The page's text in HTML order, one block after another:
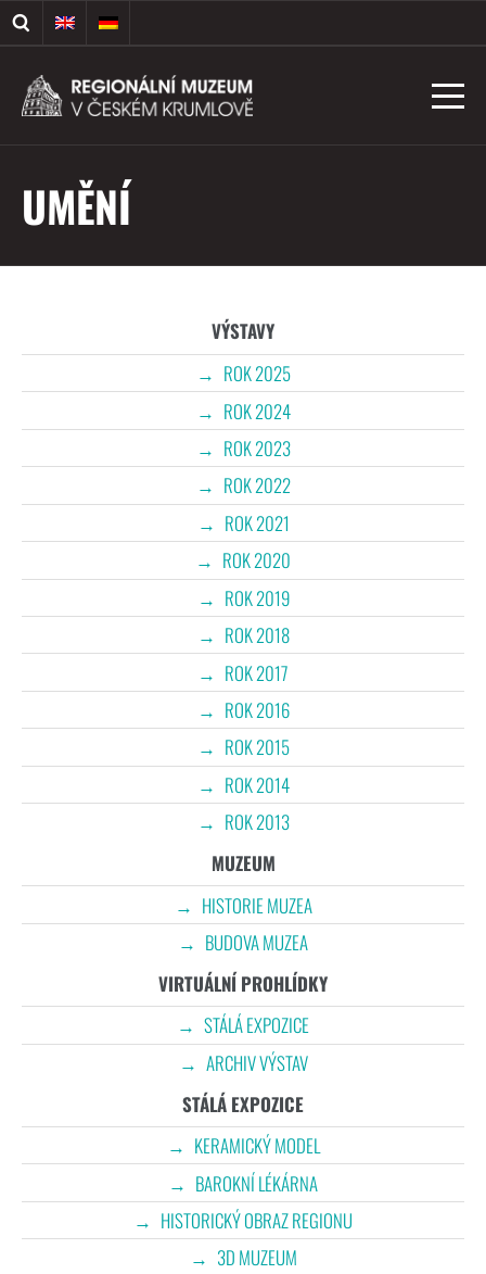
UMĚNÍ
VÝSTAVY
ROK 2025
ROK 2024
ROK 2023
ROK 2022
ROK 2021
ROK 2020
ROK 2019
ROK 2018
ROK 2017
ROK 2016
ROK 2015
ROK 2014
ROK 2013
MUZEUM
HISTORIE MUZEA
BUDOVA MUZEA
VIRTUÁLNÍ PROHLÍDKY
STÁLÁ EXPOZICE
ARCHIV VÝSTAV
STÁLÁ EXPOZICE
KERAMICKÝ MODEL
BAROKNÍ LÉKÁRNA
HISTORICKÝ OBRAZ REGIONU
3D MUZEUM